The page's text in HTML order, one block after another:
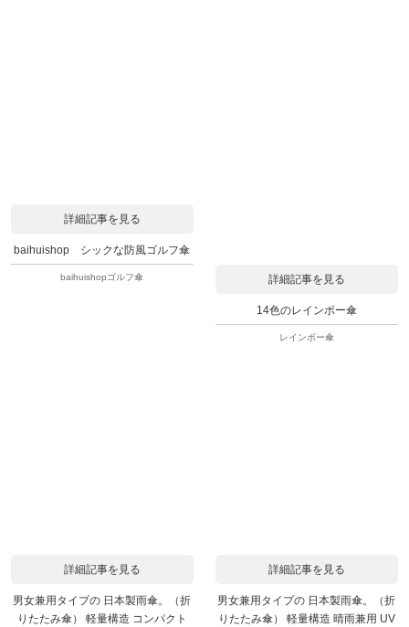
詳細記事を見る
baihuishop シックな防風ゴルフ傘
baihuishopゴルフ傘 詳細記事を見る
14色のレインボー傘
レインボー傘
詳細記事を見る
男女兼用タイプの 日本製雨傘。（折
りたたみ傘） 軽量構造 コンパクト
詳細記事を見る
男女兼用タイプの 日本製雨傘。（折
りたたみ傘） 軽量構造 晴雨兼用 UV